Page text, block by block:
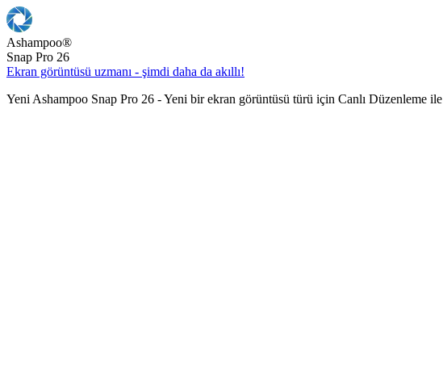
Ashampoo®
Snap Pro 26
Ekran görüntüsü uzmanı - şimdi daha da akıllı!
Yeni Ashampoo Snap Pro 26 - Yeni bir ekran görüntüsü türü için Canlı Düzenleme ile